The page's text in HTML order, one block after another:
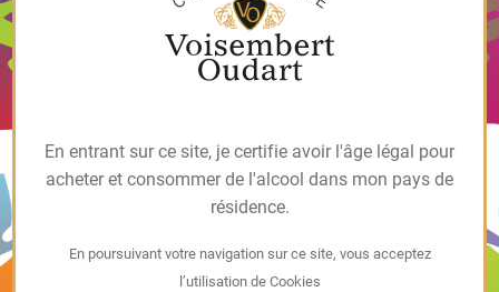
En entrant sur ce site, je certifie avoir l'âge légal pour
acheter et consommer de l'alcool dans mon pays de
résidence.
En poursuivant votre navigation sur ce site, vous acceptez
l’utilisation de Cookies